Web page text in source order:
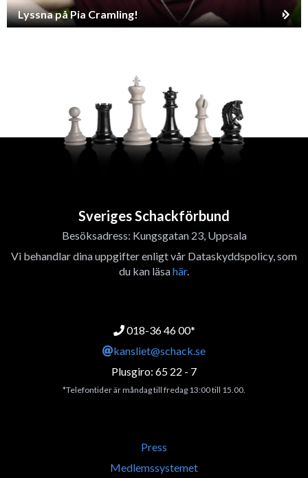
Lyssna på Pia Cramling!
Sveriges Schackförbund
Besöksadress: Kungsgatan 23, Uppsala
Vi behandlar dina uppgifter enligt vår Dataskyddspolicy, som
du kan läsahär.
018-36 46 00*
kansliet@schack.se
Plusgiro: 65 22 - 7
*Telefontider är måndag till fredag 13:00 till 15.00.
Press
Medlemssystemet